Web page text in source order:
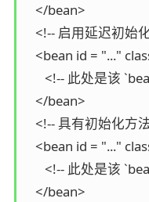
   </bean>
<!-- 启用延迟初始
<bean id = "..."
<!-- 此处是该
   </bean>
<!-- 具有初始化方
<bean id = "..."
<!-- 此处是该
   </bean>